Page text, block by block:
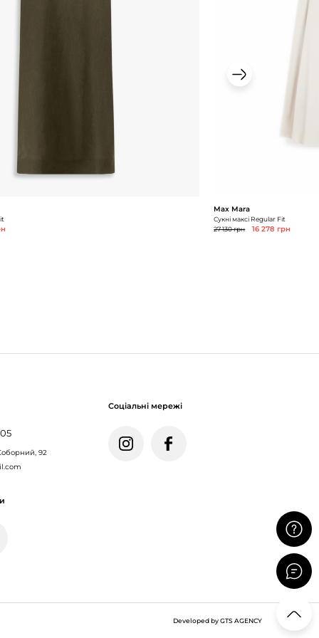
Max Mara
Сукні максі Regular Fit
27 130 грн
16 278 грн
92
Соціальні мережі
Developed by GTS AGENCY